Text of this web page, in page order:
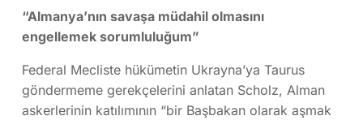
“Almanya’nın savaşa müdahil olmasını
engellemek sorumluluğum”
Federal Mecliste hükümetin Ukrayna’ya Taurus
göndermeme gerekçelerini anlatan Scholz, Alman
askerlerinin katılımının “bir Başbakan olarak aşmak